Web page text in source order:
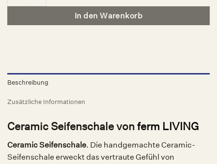
In den Warenkorb
Beschreibung
Zusätzliche Informationen
Ceramic Seifenschale vonferm LIVING
Ceramic Seifenschale. Die handgemachte Ceramic-
Seifenschale erweckt das vertraute Gefühl von